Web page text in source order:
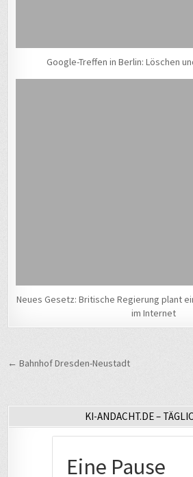
Google-Treffen in Berlin: Löschen
Neues Gesetz: Britische Regierung plant
im Internet
Beitragsnavigation
← Bahnhof Dresden-Neustadt
KI-ANDACHT.DE –